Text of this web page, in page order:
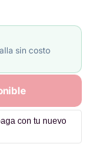
sin costo
con tu nuevo